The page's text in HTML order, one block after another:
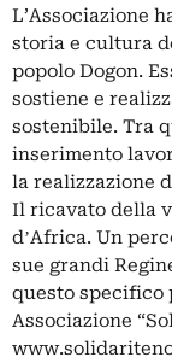
L’Associazione
storia e cultura
popolo Dogon.
sostiene e
sostenibile. Tra
inserimento
la realizzazione
Il ricavato della
dʼAfrica. Un
sue grandi
questo specifico
Associazione